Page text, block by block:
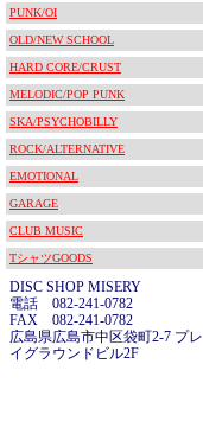
PUNK/OI
OLD/NEW SCHOOL
HARD CORE/CRUST
MELODIC/POP PUNK
SKA/PSYCHOBILLY
ROCK/ALTERNATIVE
EMOTIONAL
GARAGE
CLUB MUSIC
TシャツGOODS
DISC SHOP MISERY
電話 082-241-0782
FAX 082-241-0782
広島県広島市中区袋町2-7 プレ
イグラウンドビル2F